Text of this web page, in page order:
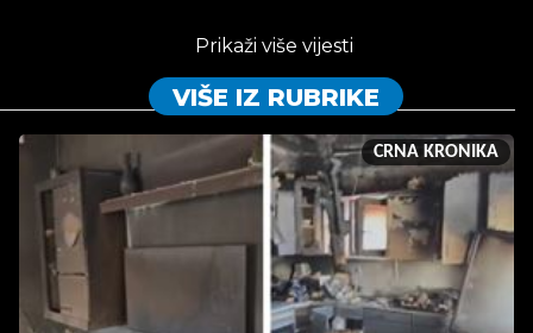
Prikaži više vijesti
VIŠE IZ RUBRIKE
CRNA KRONIKA